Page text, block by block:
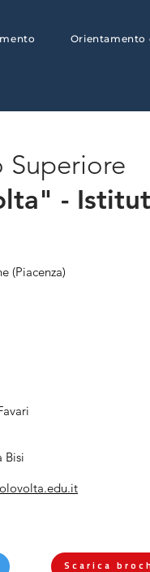
Orientamento
Superiore
-
(Piacenza)
Bisi
Scarica